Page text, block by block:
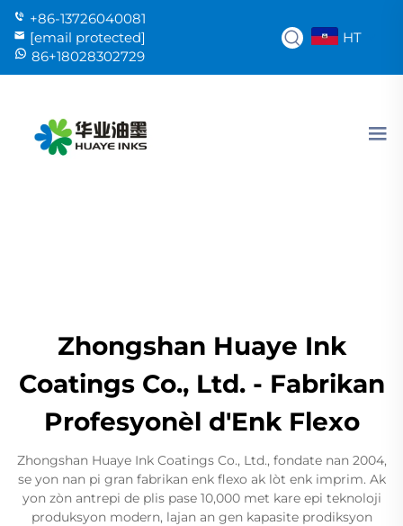
+86-13726040081
[email protected]
86+18028302729
HT
Zhongshan Huaye Ink
Coatings Co., Ltd. - Fabrikan
Profesyonèl d'Enk Flexo
Zhongshan Huaye Ink Coatings Co., Ltd., fondate nan 2004,
se yon nan pi gran fabrikan enk flexo ak lòt enk imprim. Ak
yon zòn antrepi de plis pase 10,000 met kare epi teknoloji
produksyon modern, lajan an gen kapasite prodiksyon